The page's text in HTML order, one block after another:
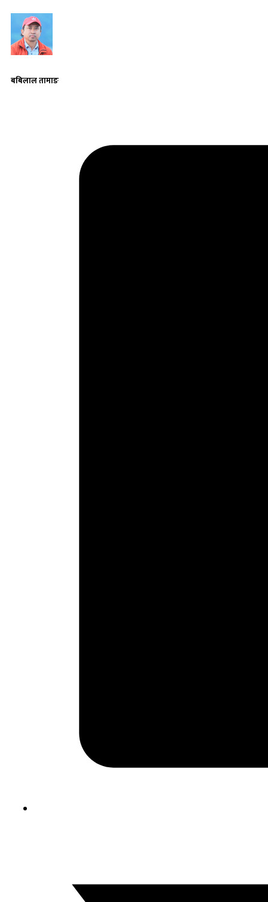
बबिलाल तामाङ